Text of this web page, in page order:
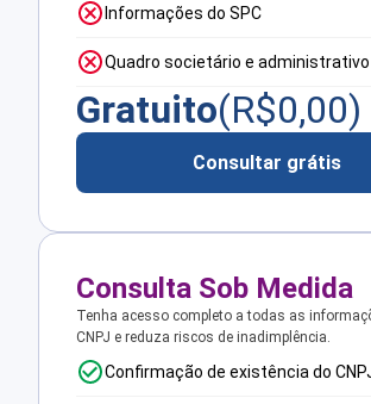
Informações do SPC
Quadro societário e administrativo
Gratuito(R$0,00)
Consultar grátis
Consulta Sob Medida
Tenha acesso completo a todas as
CNPJ e reduza riscos de inadimplência.
Confirmação de existência do